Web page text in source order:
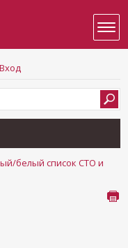
Вход
белый список СТО и